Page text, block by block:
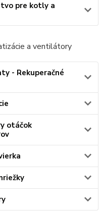
pre kotly a
a ventilátory
- Rekuperačné
otáčok